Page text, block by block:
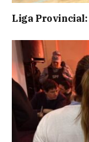
Liga